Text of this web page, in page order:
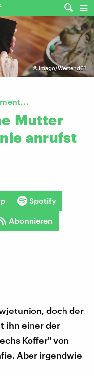
©imago/Westend61
Mutter
nie anrufst
Spotify
Abonnieren
doch der
ihn einer der
Koffer" von
Aber irgendwie